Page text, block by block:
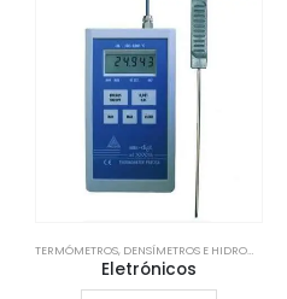
LABORATÓRIO TERMÓMETROS, DENSÍMETROS E HIDROMETROS
Eletrónicos